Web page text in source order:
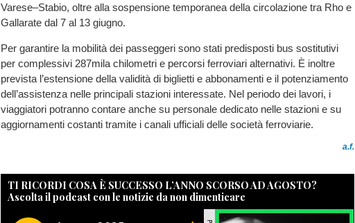
Varese–Stabio, oltre alla sospensione temporanea della circolazione tra Rho e
Gallarate dal 7 al 13 giugno.
Per garantire la mobilità dei passeggeri sono stati predisposti bus sostitutivi
per complessivi 287mila chilometri e percorsi ferroviari alternativi. È inoltre
prevista l’estensione della validità di biglietti e abbonamenti e il potenziamento
dell’assistenza nelle principali stazioni interessate. Nel periodo dei lavori, i
viaggiatori potranno contare anche su personale dedicato nelle stazioni e su
aggiornamenti costanti tramite i canali ufficiali delle società ferroviarie.
a.f.
TI RICORDI COSA È SUCCESSO L’ANNO SCORSO AD AGOSTO?
Ascolta il podcast con le notizie da non dimenticare